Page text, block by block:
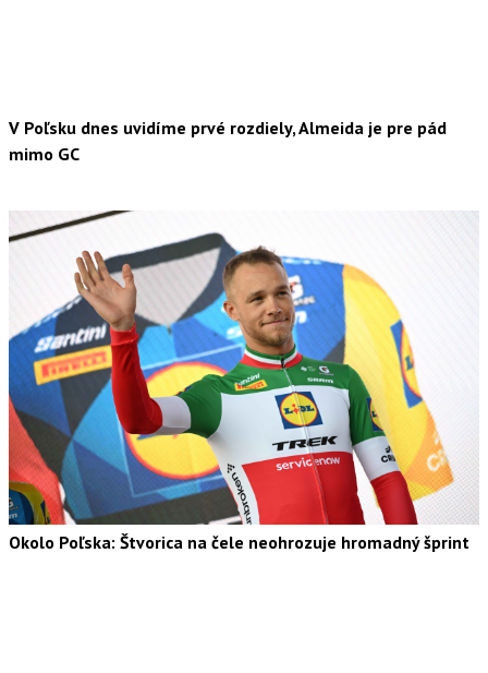
V Poľsku dnes uvidíme prvé rozdiely, Almeida je pre pád
mimo GC
Okolo Poľska: Štvorica na čele neohrozuje hromadný šprint